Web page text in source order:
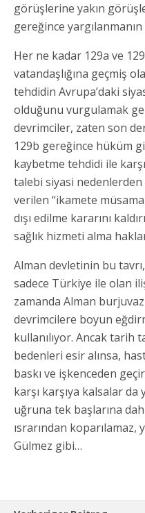
görüşlerine yakın
gereğince
Her ne kadar 129a ve
vatandaşlığına geçmiş
tehdidin Avrupa’daki
olduğunu vurgulamak
devrimciler, zaten son
129b gereğince hüküm
kaybetme tehdidi ile
talebi siyasi
verilen “ikamete
dışı edilme kararını
sağlık hizmeti alma
Alman devletinin bu
sadece Türkiye ile olan
zamanda Alman
devrimcilere boyun
kullanılıyor. Ancak tarih
bedenleri esir alınsa,
baskı ve işkenceden
karşı karşıya kalsalar
uğruna tek başlarına
ısrarından koparılamaz,
Gülmez gibi…